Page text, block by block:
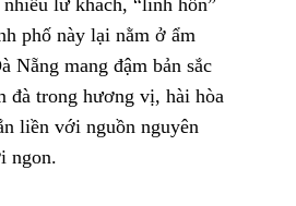
lữ khách, “linh hồn”
phố này lại nằm ở ẩm
Nẵng mang đậm bản sắc
đà trong hương vị, hài hòa
liền với nguồn nguyên
ngon.